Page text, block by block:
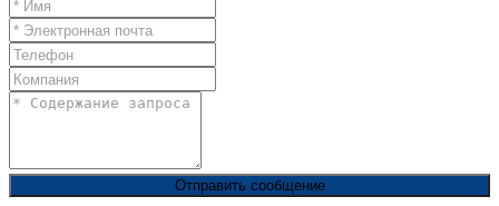
Отправить сообщение